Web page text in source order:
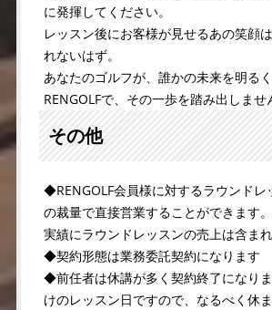
に発揮してください。
レッスン後にお客様が見せるあの笑顔
れないはず。
あなたのゴルフが、誰かの未来を明るく
RENGOLFで、その一歩を踏み出しませ
その他
◆RENGOLF会員様に対するラウンドレ
の裁量で直接営業することができます
実績にラウンドレッスンの売上は含ま
◆契約形態は業務委託契約になります
◆前任者は休講が多く契約終了になり
けのレッスン日ですので、なるべく休